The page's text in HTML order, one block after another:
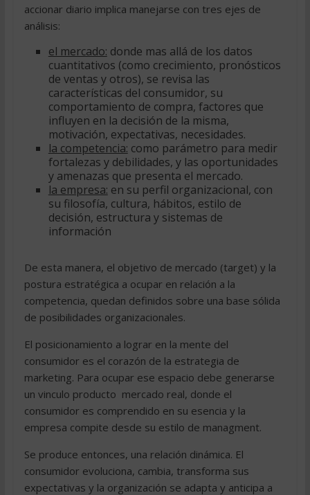
accionar diario implica manejarse con tres ejes de
análisis:
el mercado: donde mas allá de los datos
cuantitativos (como crecimiento, pronósticos
de ventas y otros), se revisa las
características del consumidor, su
comportamiento de compra, factores que
influyen en la decisión de la misma,
motivación, expectativas, necesidades.
la competencia: como parámetro para medir
fortalezas y debilidades, y las oportunidades
y amenazas que presenta el mercado.
la empresa: en su perfil organizacional, con
su filosofía, cultura, hábitos, estilo de
decisión, estructura y sistemas de
información
De esta manera, el objetivo de mercado (target) y la
postura estratégica a ocupar en relación a la
competencia, quedan definidos sobre una base sólida
de posibilidades organizacionales.
El posicionamiento a lograr en la mente del
consumidor es el corazón de la estrategia de
marketing. Para ocupar ese espacio debe generarse
un vinculo producto  mercado real, donde el
consumidor es comprendido en su esencia y la
empresa compite desde su estilo de managment.
Se produce entonces, una relación dinámica. El
consumidor evoluciona, cambia, transforma sus
expectativas y la organización se adapta y anticipa a